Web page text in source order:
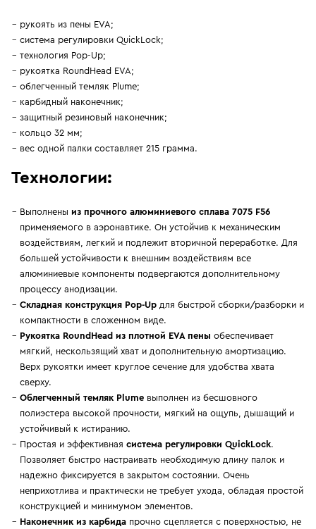
рукоять из пены EVA;
система регулировки QuickLock;
технология Pop-Up;
рукоятка RoundHead EVA;
облегченный темляк Plume;
карбидный наконечник;
защитный резиновый наконечник;
кольцо 32 мм;
вес одной палки составляет 215 грамма.
Технологии:
Выполнены из прочного алюминиевого сплава 7075 F56
применяемого в аэронавтике. Он устойчив к механическим
воздействиям, легкий и подлежит вторичной переработке. Для
большей устойчивости к внешним воздействиям все
алюминиевые компоненты подвергаются дополнительному
процессу анодизации.
Складная конструкция Pop-Up для быстрой сборки/разборки и
компактности в сложенном виде.
Рукоятка RoundHead из плотной EVA пены обеспечивает
мягкий, нескользящий хват и дополнительную амортизацию.
Верх рукоятки имеет круглое сечение для удобства хвата
сверху.
Облегченный темляк Plume выполнен из бесшовного
полиэстера высокой прочности, мягкий на ощупь, дышащий и
устойчивый к истиранию.
Простая и эффективная система регулировки QuickLock.
Позволяет быстро настраивать необходимую длину палок и
надежно фиксируется в закрытом состоянии. Очень
неприхотлива и практически не требует ухода, обладая простой
конструкцией и минимумом элементов.
Наконечник из карбида прочно сцепляется с поверхностью, не